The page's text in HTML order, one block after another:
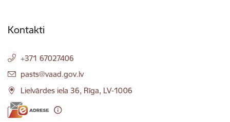
Kontakti
+371 67027406
E-pasts:
pasts@vaad.gov.lv
Lielvārdes iela 36, Rīga, LV-1006